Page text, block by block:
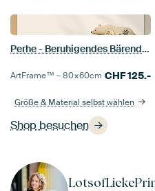
Shop besuchen
Perhe - Beruhigendes Bärendesign
ArtFrame™ –80×60cm CHF125.-
Größe & Material selbst wählen